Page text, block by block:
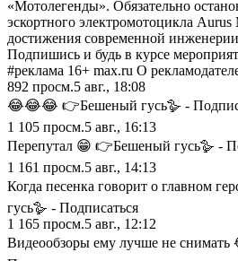
«Мотолегенды». Обязательно
эскортного электромотоцикла
достижения современной
Подпишись и будь в курсе
#реклама 16+ max.ru О
892 просм.5 авг., 18:08
😂😂😂 👉Бешеный гусь🪿 -
1 105 просм.5 авг., 16:13
Перепутал 😁 👉Бешеный гусь🪿 -
1 161 просм.5 авг., 14:13
Когда песенка говорит о главном
гусь🪿 - Подписаться
1 165 просм.5 авг., 12:12
Видеообзоры ему лучше не